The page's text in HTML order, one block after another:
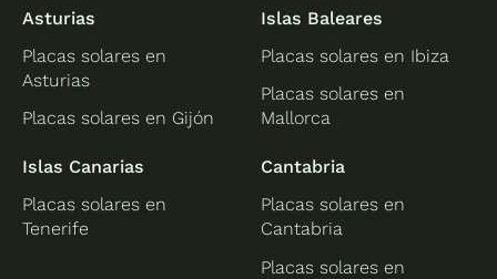
Asturias
Placas solares en
Asturias
Placas solares en Gijón
Islas Baleares
Placas solares en Ibiza
Placas solares en
Mallorca
Islas Canarias
Placas solares en
Tenerife
Cantabria
Placas solares en
Cantabria
Placas solares en